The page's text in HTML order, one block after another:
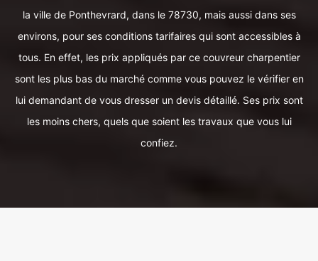
la ville de Ponthevrard, dans le 78730, mais aussi dans ses
environs, pour ses conditions tarifaires qui sont accessibles à
tous. En effet, les prix appliqués par ce couvreur charpentier
sont les plus bas du marché comme vous pouvez le vérifier en
lui demandant de vous dresser un devis détaillé. Ses prix sont
les moins chers, quels que soient les travaux que vous lui
confiez.